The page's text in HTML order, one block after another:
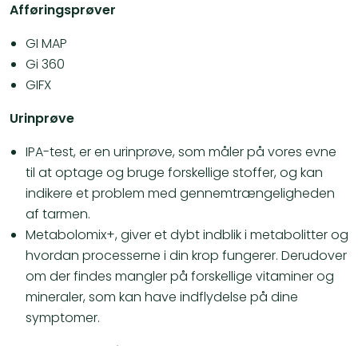
Afføringsprøver
GI MAP
Gi 360
GIFX
Urinprøve
​IPA-test, er en urinprøve, som måler på vores evne
til at optage og bruge forskellige stoffer, og kan
indikere et problem med gennemtrængeligheden
af tarmen.
Metabolomix+, giver et dybt indblik i metabolitter og
hvordan processerne i din krop fungerer. Derudover
om der findes mangler på forskellige vitaminer og
mineraler, som kan have indflydelse på dine
symptomer.